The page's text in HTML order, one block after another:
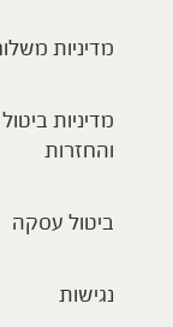
מדיניות
מדיניות
והחזרות
ביטול עסקה
נגישות